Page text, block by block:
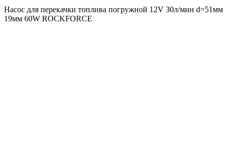
Насос для перекачки топлива погружной 12V 30л/мин d=51мм
19мм 60W ROCKFORCE